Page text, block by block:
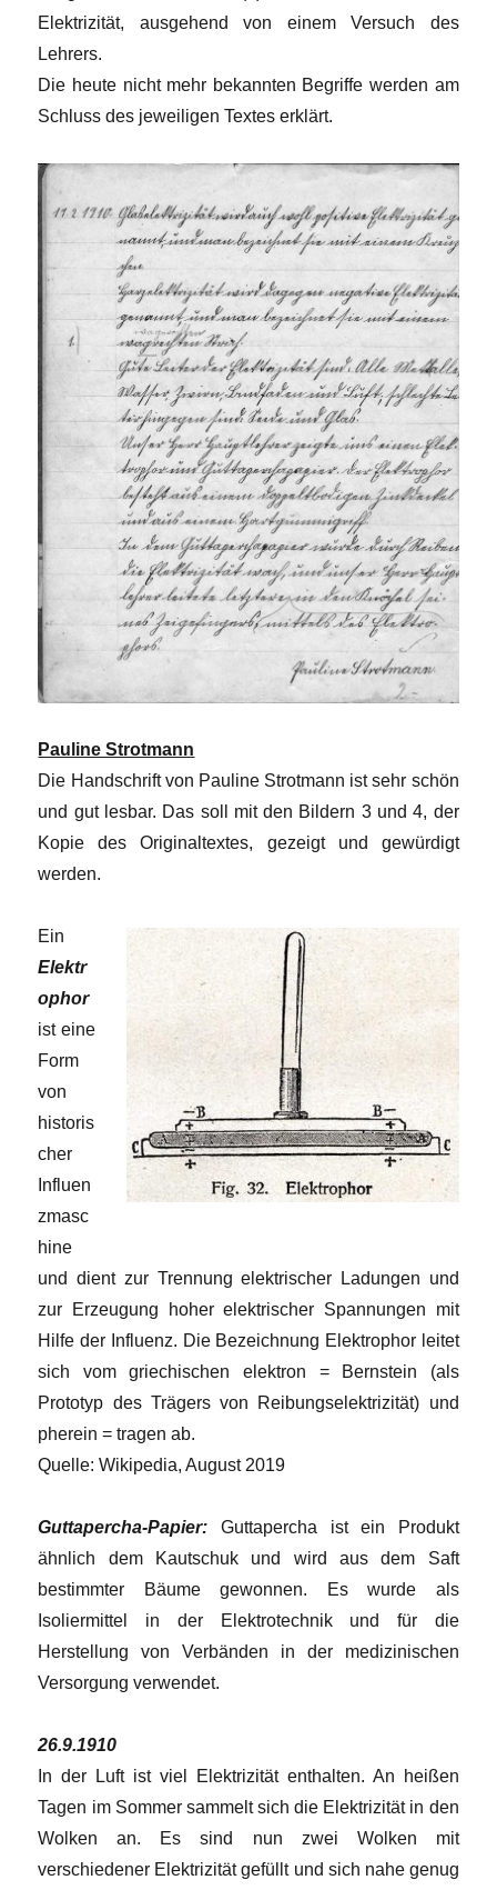
Elektrizität, ausgehend von einem Versuch des
Lehrers.
Die heute nicht mehr bekannten Begriffe werden am
Schluss des jeweiligen Textes erklärt.
Pauline Strotmann
Die Handschrift von Pauline Strotmann ist sehr schön
und gut lesbar. Das soll mit den Bildern 3 und 4, der
Kopie des Originaltextes, gezeigt und gewürdigt
werden.
Ein
Elektr
ophor
ist eine
Form
von
historis
cher
Influen
zmasc
hine
und dient zur Trennung elektrischer Ladungen und
zur Erzeugung hoher elektrischer Spannungen mit
Hilfe der Influenz. Die Bezeichnung Elektrophor leitet
sich vom griechischen elektron = Bernstein (als
Prototyp des Trägers von Reibungselektrizität) und
pherein = tragen ab.
Quelle: Wikipedia, August 2019
Guttapercha-Papier: Guttapercha ist ein Produkt
ähnlich dem Kautschuk und wird aus dem Saft
bestimmter Bäume gewonnen. Es wurde als
Isoliermittel in der Elektrotechnik und für die
Herstellung von Verbänden in der medizinischen
Versorgung verwendet.
26.9.1910
In der Luft ist viel Elektrizität enthalten. An heißen
Tagen im Sommer sammelt sich die Elektrizität in den
Wolken an. Es sind nun zwei Wolken mit
verschiedener Elektrizität gefüllt und sich nahe genug